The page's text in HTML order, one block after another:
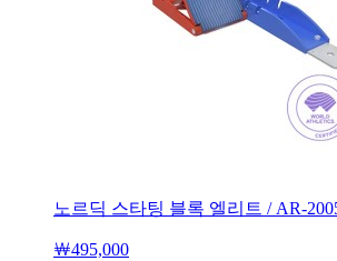
노르딕 스타팅 블록 엘리트 / AR-
￦495,000